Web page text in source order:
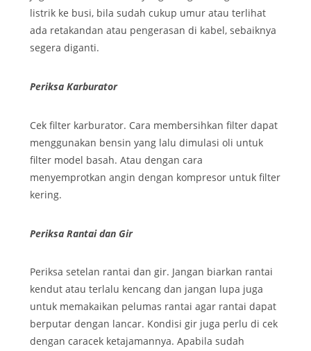
listrik ke busi, bila sudah cukup umur atau terlihat
ada retakandan atau pengerasan di kabel, sebaiknya
segera diganti.
Periksa Karburator
Cek filter karburator. Cara membersihkan filter dapat
menggunakan bensin yang lalu dimulasi oli untuk
filter model basah. Atau dengan cara
menyemprotkan angin dengan kompresor untuk filter
kering.
Periksa Rantai dan Gir
Periksa setelan rantai dan gir. Jangan biarkan rantai
kendut atau terlalu kencang dan jangan lupa juga
untuk memakaikan pelumas rantai agar rantai dapat
berputar dengan lancar. Kondisi gir juga perlu di cek
dengan caracek ketajamannya. Apabila sudah